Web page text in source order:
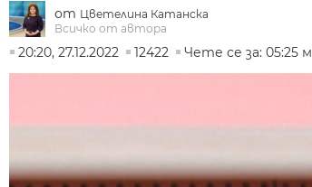
от Цветелина Катанска
Всичко от автора
20:20, 27.12.2022
12422 Чете се за: 05:25